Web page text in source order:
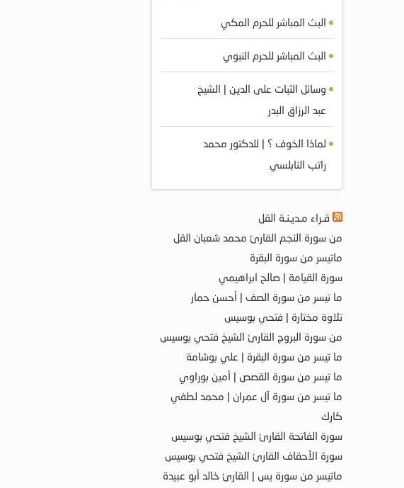
البث المباشر للحرم المكي
البث المباشر للحرم النبوي
وسائل الثبات على الدين | الشيخ
عبد الرزاق البدر
لماذا الخوف ؟ | للدكتور محمد
راتب النابلسي
قـراء مـديـنـة القل
من سورة النجم القارئ محمد شعبان القل
ماتيسر من سورة البقرة
سورة القيامة | صالح ابراهيمي
ما تيسر من سورة الصف | أحسن حمار
تلاوة مختارة | فتحي بوسيس
من سورة البروج القارئ الشيخ فتحي بوسيس
ما تيسر من سورة البقرة | علي بوشامة
ما تيسر من سورة القصص | أمين بوراوي
ما تيسر من سورة آل عمران | محمد لطفي
كارك
سورة الفاتحة القارئ الشيخ فتحي بوسيس
سورة الأحقاف القارئ الشيخ فتحي بوسيس
ماتيسر من سورة يس | القارئ خالد أبو عبيدة